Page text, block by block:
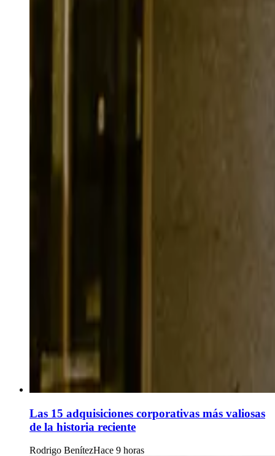
Las 15 adquisiciones corporativas más valiosas
de la historia reciente
Rodrigo BenítezHace 9 horas